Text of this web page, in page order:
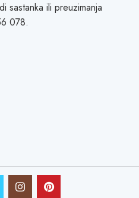
sastanka ili preuzimanja
078.